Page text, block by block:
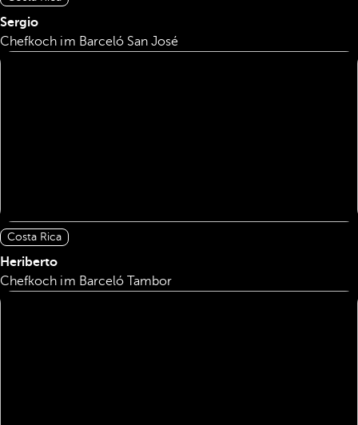
Sergio
Chefkoch im Barceló San José
Costa Rica
Heriberto
Chefkoch im Barceló Tambor